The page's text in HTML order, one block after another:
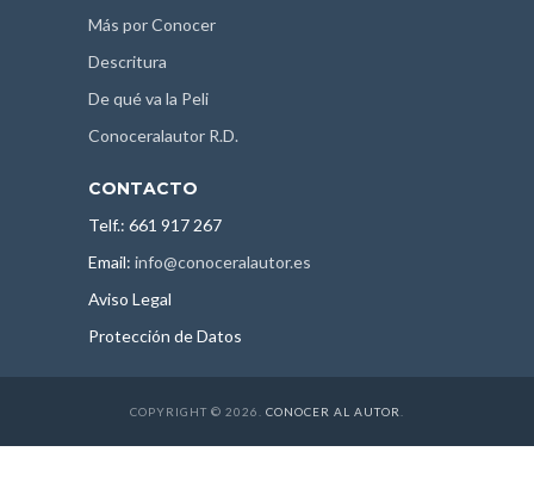
Más por Conocer
Descritura
De qué va la Peli
Conoceralautor R.D.
CONTACTO
Telf.: 661 917 267
Email: info@conoceralautor.es
Aviso Legal
Protección de Datos
COPYRIGHT © 2026. CONOCER AL AUTOR